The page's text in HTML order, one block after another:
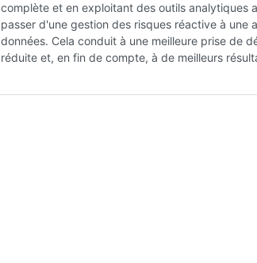
complète et en exploitant des outils analytiques
passer d'une gestion des risques réactive à une
données. Cela conduit à une meilleure prise de
réduite et, en fin de compte, à de meilleurs